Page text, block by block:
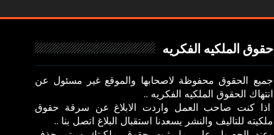
حقوق الملكيه الفكريه
جميع الحقوق محفوظة لاصحابها والموقع غير مسئول عن
انتهاك الحقوق الملكيه الفكريه ..
اذا كنت صاحب العمل واردت الابلاغ عن سرقة حقوق
ملكيته للتاليف والنشر يسعدنا استقبال البلاغ اتصل بنا ..